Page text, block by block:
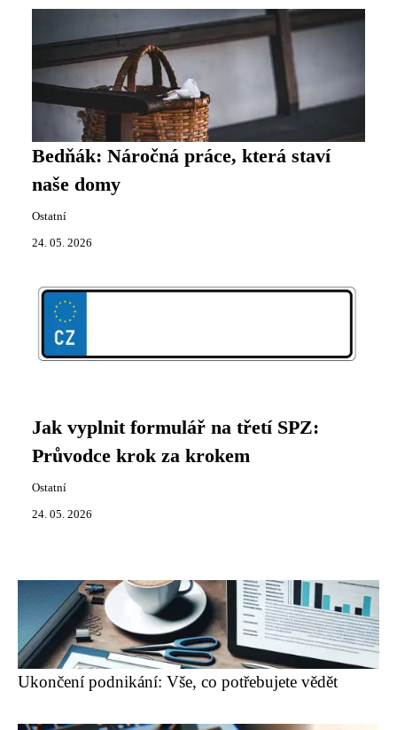
Bedňák: Náročná práce, která staví
naše domy
Ostatní
24. 05. 2026
Jak vyplnit formulář na třetí SPZ:
Průvodce krok za krokem
Ostatní
24. 05. 2026
Ukončení podnikání: Vše, co potřebujete vědět